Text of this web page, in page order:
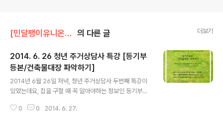
[민달팽이유니온]/* 활동보고 의 다른 글 더보기
2014. 6. 26 청년 주거상담사 특강 [등기부
등본/건축물대장 파악하기]
2014년 6월 26일 저녁, 청년 주거상담사 두번째 특강이
있었는데요, 집을 구할 때 꼭 알아야하는 정보인 등기부등
고 전국세입자협회의 자문공인중개사이신 박동수님이 강
0 0 2014. 6. 27.